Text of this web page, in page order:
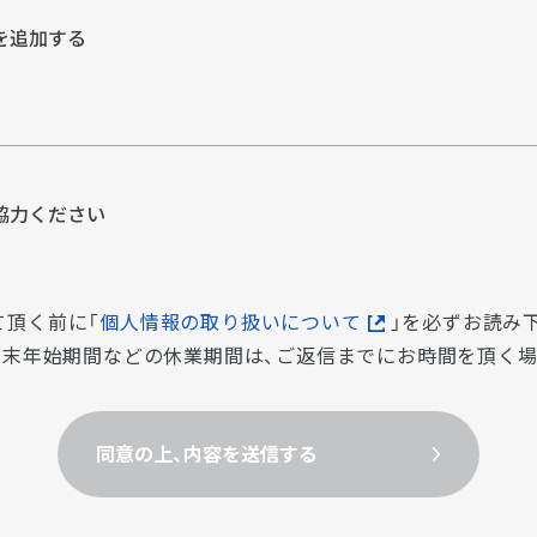
追加する
⼒ください
く前に「個人情報の取り扱いについて
」を必ずお読み
末年始期間などの休業期間は、ご返信までにお時間を頂く
同意の上、内容を送信する